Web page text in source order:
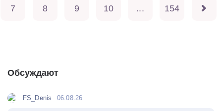
7 8 9 10 ... 154
Обсуждают
FS_Denis 06.08.26